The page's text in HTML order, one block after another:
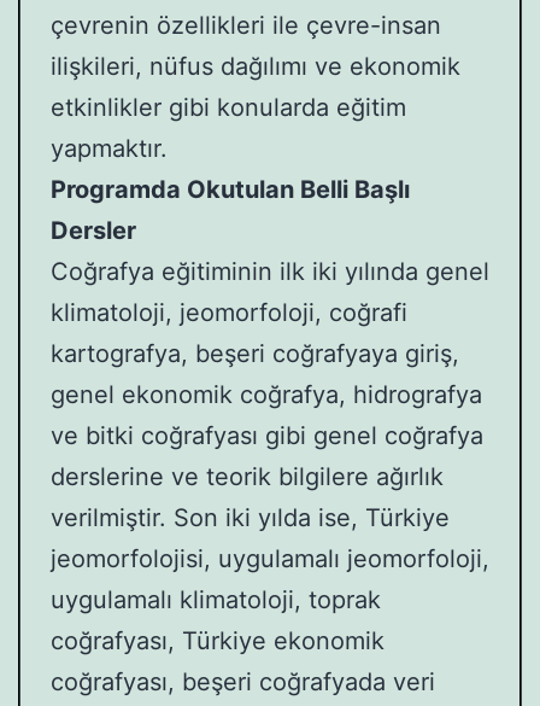
çevrenin özellikleri ile çevre-insan
ilişkileri, nüfus dağılımı ve ekonomik
etkinlikler gibi konularda eğitim
yapmaktır.
Programda Okutulan Belli Başlı
Dersler
Coğrafya eğitiminin ilk iki yılında genel
klimatoloji, jeomorfoloji, coğrafi
kartografya, beşeri coğrafyaya giriş,
genel ekonomik coğrafya, hidrografya
ve bitki coğrafyası gibi genel coğrafya
derslerine ve teorik bilgilere ağırlık
verilmiştir. Son iki yılda ise, Türkiye
jeomorfolojisi, uygulamalı jeomorfoloji,
uygulamalı klimatoloji, toprak
coğrafyası, Türkiye ekonomik
coğrafyası, beşeri coğrafyada veri